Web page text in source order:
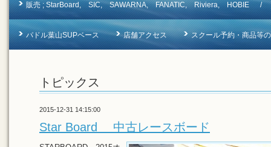
販売 ; StarBoard, SIC, SAWARNA, FANATIC, Riviera, HOBIE /
パドル葉山SUPベース 店舗アクセス スクール予約・商品
トピックス
2015-12-31 14:15:00
Star Board 中古レースボード